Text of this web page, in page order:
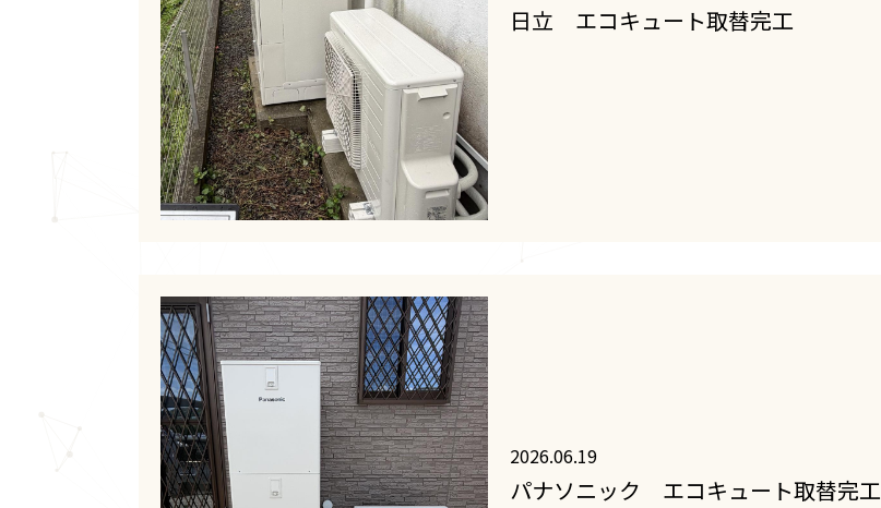
日立 エコキュート取替完工
2026.06.19
パナソニック エコキュート取替完工